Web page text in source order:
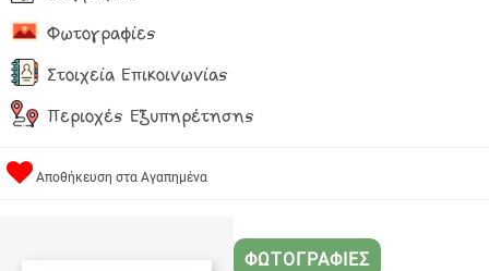
Φωτογραφίες
Στοιχεία Επικοινωνίας
Περιοχές Εξυπηρέτησης
Αποθήκευση στα Αγαπημένα
ΦΩΤΟΓΡΑΦΙΕΣ